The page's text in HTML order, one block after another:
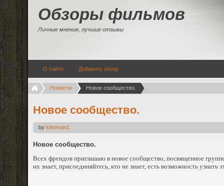
Обзоры фильмов
Личные мнения, лучшие отзывы
О сайте Добавить обзор
Новости Новое сообщество.
Новое сообщество.
by kinoman1
Новое сообщество.
Всех френдов приглашаю в новое сообщество, посвященное
их знает, присоединяйтесь, кто не знает, есть возможность узнать